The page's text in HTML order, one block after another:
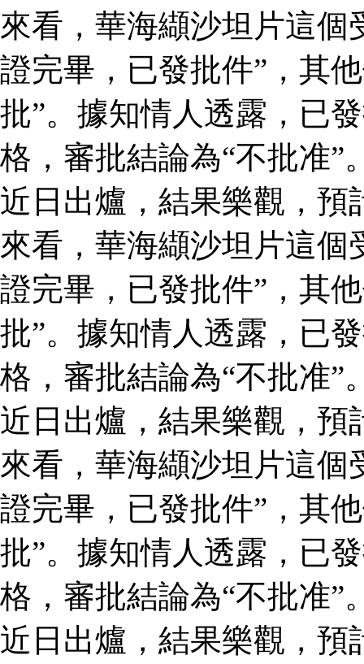
來看，華海纈沙坦片這個
證完畢，已發批件”，其
批”。據知情人透露，已
格，審批結論為“不批准”
近日出爐，結果樂觀，預
來看，華海纈沙坦片這個
證完畢，已發批件”，其
批”。據知情人透露，已
格，審批結論為“不批准”
近日出爐，結果樂觀，預
來看，華海纈沙坦片這個
證完畢，已發批件”，其
批”。據知情人透露，已
格，審批結論為“不批准”
近日出爐，結果樂觀，預